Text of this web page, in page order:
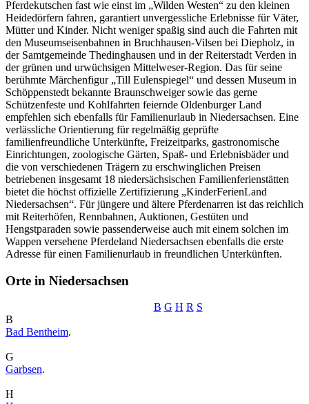
Pferdekutschen fast wie einst im „Wilden Westen“ zu den kleinen
Heidedörfern fahren, garantiert unvergessliche Erlebnisse für Väter,
Mütter und Kinder. Nicht weniger spaßig sind auch die Fahrten mit
den Museumseisenbahnen in Bruchhausen-Vilsen bei Diepholz, in
der Samtgemeinde Thedinghausen und in der Reiterstadt Verden in
der grünen und urwüchsigen Mittelweser-Region. Das für seine
berühmte Märchenfigur „Till Eulenspiegel“ und dessen Museum in
Schöppenstedt bekannte Braunschweiger sowie das gerne
Schützenfeste und Kohlfahrten feiernde Oldenburger Land
empfehlen sich ebenfalls für Familienurlaub in Niedersachsen. Eine
verlässliche Orientierung für regelmäßig geprüfte
familienfreundliche Unterkünfte, Freizeitparks, gastronomische
Einrichtungen, zoologische Gärten, Spaß- und Erlebnisbäder und
die von verschiedenen Trägern zu erschwinglichen Preisen
betriebenen insgesamt 18 niedersächsischen Familienferienstätten
bietet die höchst offizielle Zertifizierung „KinderFerienLand
Niedersachsen“. Für jüngere und ältere Pferdenarren ist das reichlich
mit Reiterhöfen, Rennbahnen, Auktionen, Gestüten und
Hengstparaden sowie passenderweise auch mit einem solchen im
Wappen versehene Pferdeland Niedersachsen ebenfalls die erste
Adresse für einen Familienurlaub in freundlichen Unterkünften.
Orte in Niedersachsen
B G H R S
B
Bad Bentheim.
G
Garbsen.
H